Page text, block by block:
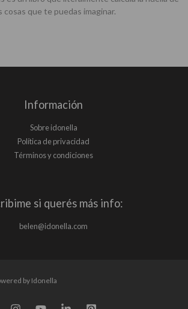
cosas que te puedas imaginar.
Información
Sobre idonella
Política de privacidad
Términos y condiciones
si querés más info:
belen@idonella.com
by Idonella